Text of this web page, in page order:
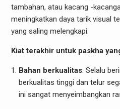
tambahan, atau kacang -
meningkatkan daya tarik visual
yang saling melengkapi.
Kiat terakhir untuk paskha
Bahan berkualitas: Selalu
berkualitas tinggi dan telur
ini sangat menyeimbangkan